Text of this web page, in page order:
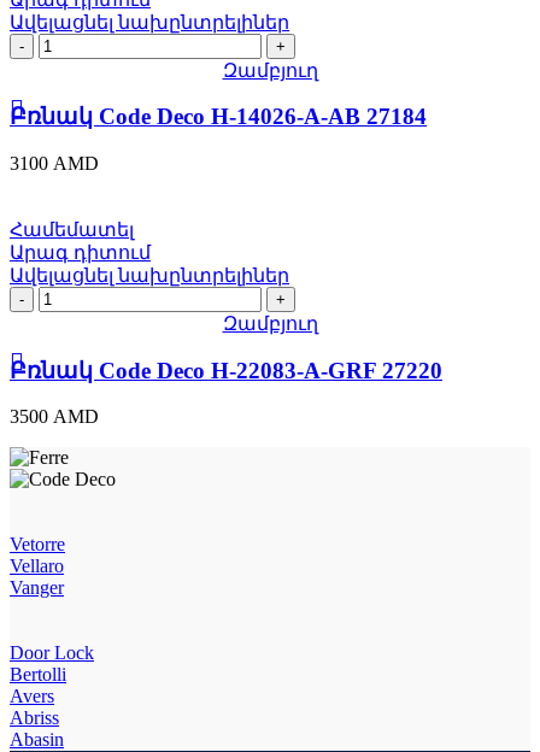
Ավելացնել նախընտրելիներ
Բռնակ
Code
H-
14026-
A-
AB
quantity
Զամբյուղ
Բռնակ Code Deco H-14026-A-AB 27184
3100 AMD
Համեմատել
Արագ դիտում
Ավելացնել նախընտրելիներ
Բռնակ
Code
H-
22083-
A-
GRF
27220
quantity
Զամբյուղ
Բռնակ Code Deco H-22083-A-GRF 27220
3500 AMD
Vetorre
Vellaro
Vanger
Door Lock
Bertolli
Avers
Abriss
Abasin